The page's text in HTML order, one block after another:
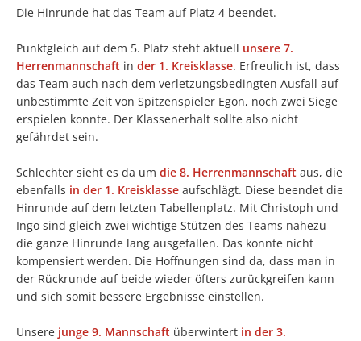
Die Hinrunde hat das Team auf Platz 4 beendet.
Punktgleich auf dem 5. Platz steht aktuell unsere 7.
Herrenmannschaft in der 1. Kreisklasse. Erfreulich ist, dass
das Team auch nach dem verletzungsbedingten Ausfall auf
unbestimmte Zeit von Spitzenspieler Egon, noch zwei Siege
erspielen konnte. Der Klassenerhalt sollte also nicht
gefährdet sein.
Schlechter sieht es da um die 8. Herrenmannschaft aus, die
ebenfalls in der 1. Kreisklasse aufschlägt. Diese beendet die
Hinrunde auf dem letzten Tabellenplatz. Mit Christoph und
Ingo sind gleich zwei wichtige Stützen des Teams nahezu
die ganze Hinrunde lang ausgefallen. Das konnte nicht
kompensiert werden. Die Hoffnungen sind da, dass man in
der Rückrunde auf beide wieder öfters zurückgreifen kann
und sich somit bessere Ergebnisse einstellen.
Unsere junge 9. Mannschaft überwintert in der 3.